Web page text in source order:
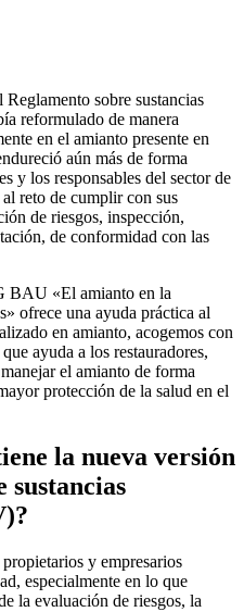
sobre sustancias
reformulado de manera
en el amianto presente en
aún más de forma
y los responsables del sector de
reto de cumplir con sus
de riesgos, inspección,
de conformidad con las
BAU «El amianto en la
ofrece una ayuda práctica al
en amianto, acogemos con
ayuda a los restauradores,
el amianto de forma
protección de la salud en el
la nueva versión
sustancias
y empresarios
especialmente en lo que
la evaluación de riesgos, la